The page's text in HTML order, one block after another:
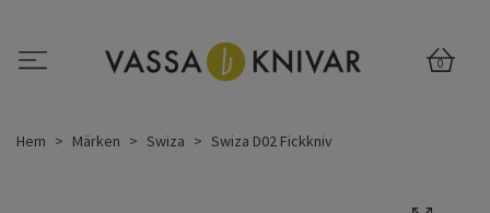
0
Hem Märken Swiza Swiza D02 Fickkniv